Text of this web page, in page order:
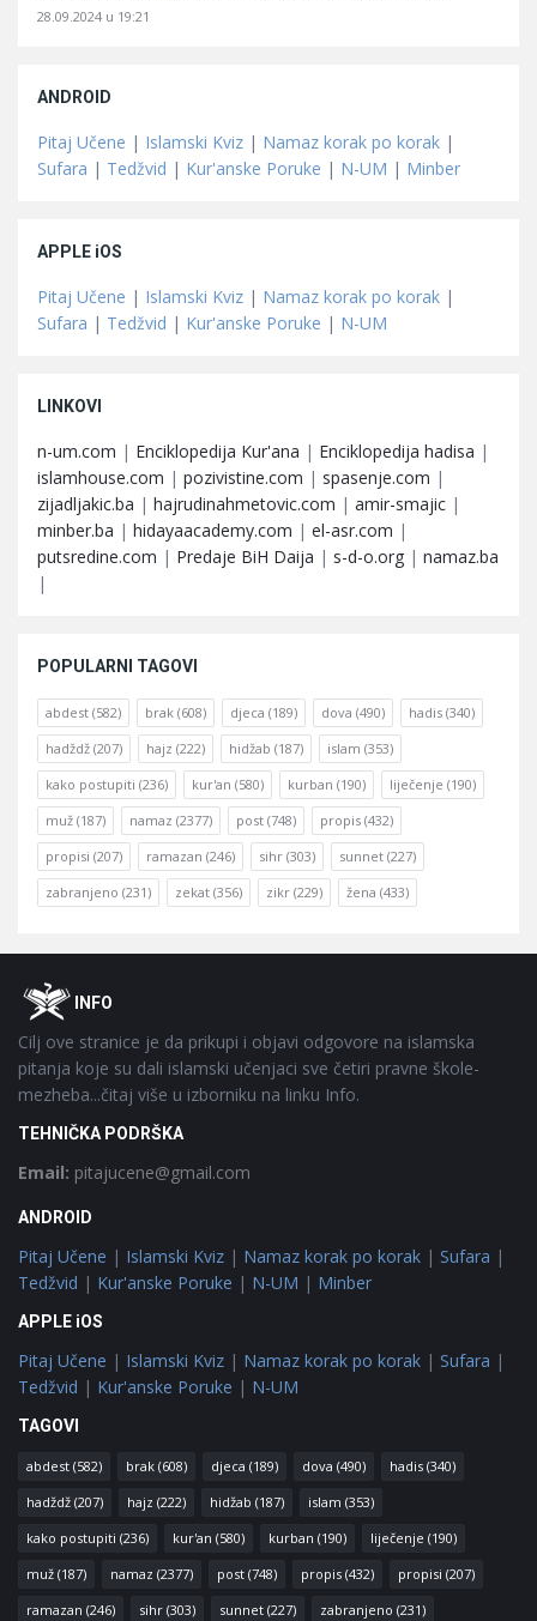
28.09.2024 u 19:21
ANDROID
Pitaj Učene | Islamski Kviz | Namaz korak po korak |
Sufara | Tedžvid | Kur'anske Poruke | N-UM | Minber
APPLE iOS
Pitaj Učene | Islamski Kviz | Namaz korak po korak |
Sufara | Tedžvid | Kur'anske Poruke | N-UM
LINKOVI
n-um.com | Enciklopedija Kur'ana | Enciklopedija hadisa |
islamhouse.com | pozivistine.com | spasenje.com |
zijadljakic.ba | hajrudinahmetovic.com | amir-smajic |
minber.ba | hidayaacademy.com | el-asr.com |
putsredine.com | Predaje BiH Daija | s-d-o.org | namaz.ba
|
POPULARNI TAGOVI
abdest (582) brak (608) djeca (189) dova (490) hadis (340)
hadždž (207) hajz (222) hidžab (187) islam (353)
kako postupiti (236) kur'an (580) kurban (190) liječenje (190)
muž (187) namaz (2377) post (748) propis (432)
propisi (207) ramazan (246) sihr (303) sunnet (227)
zabranjeno (231) zekat (356) zikr (229) žena (433)
FooterOINFO
Cilj ove stranice je da prikupi i objavi odgovore na islamska
pitanja koje su dali islamski učenjaci sve četiri pravne škole-
mezheba...čitaj više u izborniku na linku Info.
TEHNIČKA PODRŠKA
Email: pitajucene@gmail.com
ANDROID
Pitaj Učene | Islamski Kviz | Namaz korak po korak | Sufara |
Tedžvid | Kur'anske Poruke | N-UM | Minber
APPLE iOS
Pitaj Učene | Islamski Kviz | Namaz korak po korak | Sufara |
Tedžvid | Kur'anske Poruke | N-UM
TAGOVI
abdest (582) brak (608) djeca (189) dova (490) hadis (340)
hadždž (207) hajz (222) hidžab (187) islam (353)
kako postupiti (236) kur'an (580) kurban (190) liječenje (190)
muž (187) namaz (2377) post (748) propis (432) propisi (207)
ramazan (246) sihr (303) sunnet (227) zabranjeno (231)